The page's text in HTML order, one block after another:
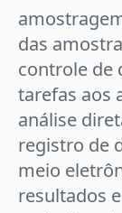
das
controle de
tarefas aos
análise
registro de
meio
resultados